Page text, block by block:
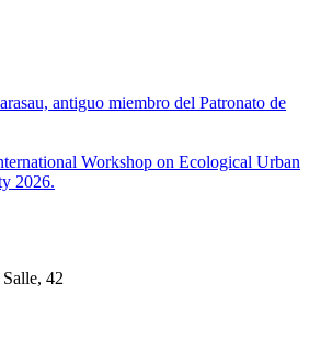
antiguo miembro del Patronato de
Workshop on Ecological Urban
2026.
42